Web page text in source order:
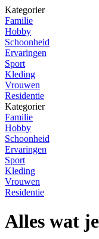
Kategorier
Familie
Hobby
Schoonheid
Ervaringen
Sport
Kleding
Vrouwen
Residentie
Kategorier
Familie
Hobby
Schoonheid
Ervaringen
Sport
Kleding
Vrouwen
Residentie
Alles wat